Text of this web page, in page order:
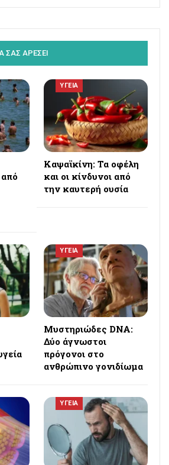
ΣΑΣ ΑΡΕΣΕΙ
ΥΓΕΙΑ
Καψαϊκίνη: Τα οφέλη
και οι κίνδυνοι από
την καυτερή ουσία
ΥΓΕΙΑ
Μυστηριώδες DNA:
Δύο άγνωστοι
πρόγονοι στο
ανθρώπινο γονιδίωμα
ΥΓΕΙΑ